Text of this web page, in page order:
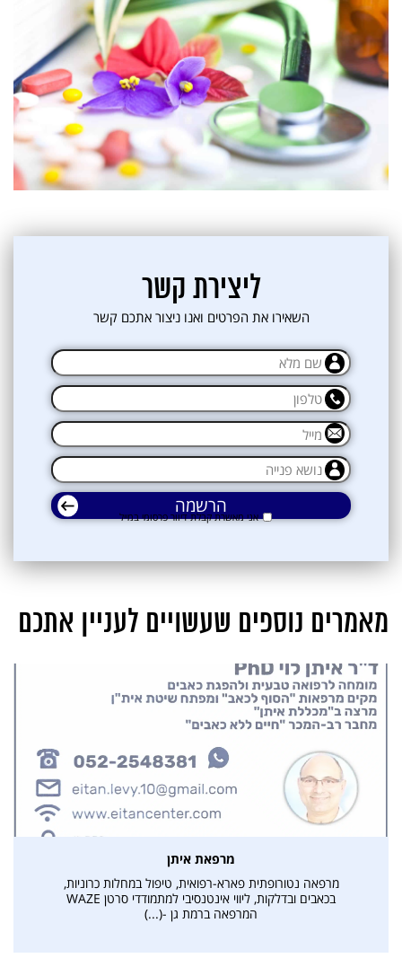
אני מאשרת קבלת דיוור פרסומי במייל
ליצירת קשר
השאירו את הפרטים ואנו ניצור אתכם קשר
אני מאשרת קבלת דיוור פרסומי במייל
מאמרים נוספים שעשויים לעניין אתכם
מרפאת איתן
מרפאה נטורופתית פארא-רפואית, טיפול במחלות כרוניות,
בכאבים ובדלקות, ליווי אינטנסיבי למתמודדי סרטן WAZE
המרפאה ברמת גן -(...)